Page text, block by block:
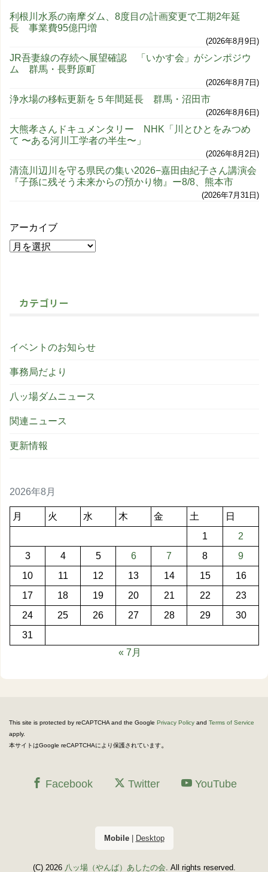
利根川水系の南摩ダム、8度目の計画変更で工期2年延
長 事業費95億円増
2026年8月9日
JR吾妻線の存続へ展望確認 「いかす会」がシンポジウ
ム 群馬・長野原町
2026年8月7日
浄水場の移転更新を５年間延長 群馬・沼田市
2026年8月6日
大熊孝さんドキュメンタリー NHK「川とひとをみつめ
て 〜ある河川工学者の半生〜」
2026年8月2日
清流川辺川を守る県民の集い2026−嘉田由紀子さん講演会
『子孫に残そう未来からの預かり物』ー8/8、熊本市
2026年7月31日
アーカイブ
カテゴリー
イベントのお知らせ
事務局だより
八ッ場ダムニュース
関連ニュース
更新情報
2026年8月
月 火 水 木 金 土
日
1
2
3
4 5 6 7 8
9
10
11 12 13 14 15
16
17
18 19 20 21 22
23
24
25 26 27 28 29
30
31
« 7月
This site is protected by reCAPTCHA and the Google Privacy Policy and Terms of Service
apply.
本サイトはGoogle reCAPTCHAにより保護されています。
Facebook Twitter YouTube
Mobile| Desktop
(C) 2026 八ッ場（やんば）あしたの会. All rights reserved.